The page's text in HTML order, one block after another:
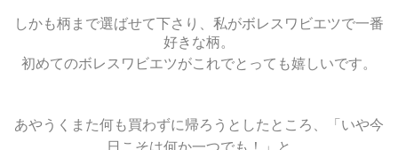
しかも柄まで選ばせて下さり、私がボレスワビエツで一番
好きな柄。
初めてのボレスワビエツがこれでとっても嬉しいです。
あやうくまた何も買わずに帰ろうとしたところ、「いや今